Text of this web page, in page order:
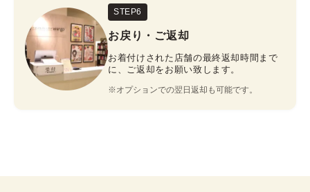
STEP6
お戻り・ご返却
お着付けされた店舗の最終返却時間まで
に、ご返却をお願い致します。
※オプションでの翌日返却も可能です。